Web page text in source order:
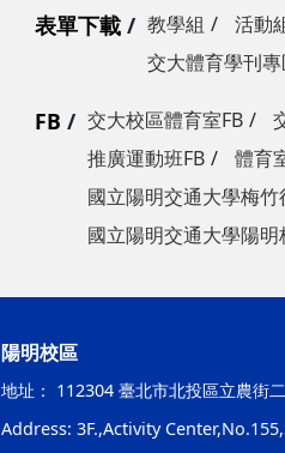
表單下載 教學組 活動
交大體育學刊專
FB 交大校區體育室FB
推廣運動班FB
體育
國立陽明交通大學梅竹
國立陽明交通大學陽
陽明校區
地址： 112304 臺北市北投區立農街
Address: 3F.,Activity